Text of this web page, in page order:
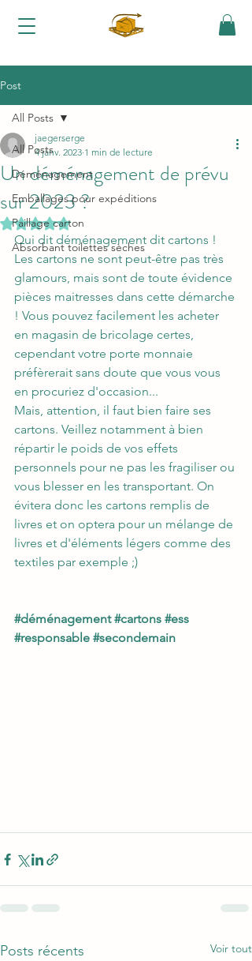
Post
All Posts
Déménagement
Emballages pour expéditions
Paillage carton
Absorbant toilettes sèches
All Posts
Un déménagement de prévu
sur 2023 ?
jaegerserge
4 janv. 2023 1 min de lecture
Noté NaN étoiles sur 5.
Qui dit déménagement dit cartons !
Les cartons ne sont peut-être pas très
glamours, mais sont de toute évidence
pièces maitresses dans cette démarche
! Vous pouvez facilement les acheter
en magasin de bricolage certes,
cependant votre porte monnaie
préfèrerait sans doute que vous vous
en procuriez d'occasion...
Mais, attention, il faut bien faire ses
cartons. Veillez notamment à bien
répartir le poids de vos effets
personnels pour ne pas les fragiliser ou
vous blesser en les transportant. On
évitera donc les cartons remplis de
livres et on optera pour un mélange de
livres et d'éléments légers comme des
textiles par exemple ;)
#déménagement #cartons #ess
#responsable #secondemain
Posts récents Voir tout